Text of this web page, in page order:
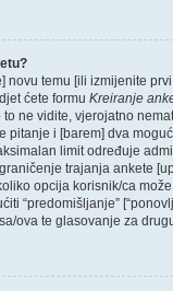
novu temu [ili izmijenite
ćete formu Kreiranje
ne vidite, vjerojatno
pitanje i [barem] dva
limit određuje
trajanja ankete
opcija korisnik/ca
“predomišljanje”
ova te glasovanje za